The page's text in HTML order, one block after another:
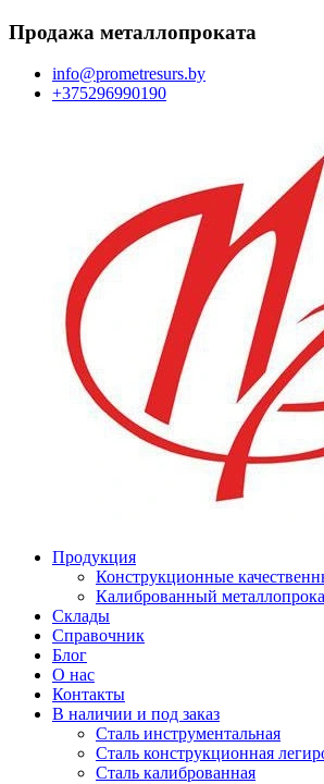
Перейти
содержимому
Продажа металлопроката
info@prometresurs.by
+375296990190
Продукция
Конструкционные
Калиброванный
Склады
Справочник
Блог
О нас
Контакты
В наличии и под заказ
Сталь инструментальная
Сталь конструкционная
Сталь калиброванная